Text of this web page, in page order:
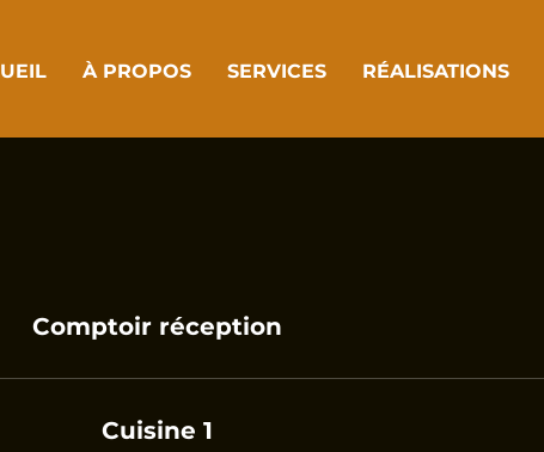
À PROPOS SERVICES RÉALISATIONS
Comptoir réception
Cuisine 1